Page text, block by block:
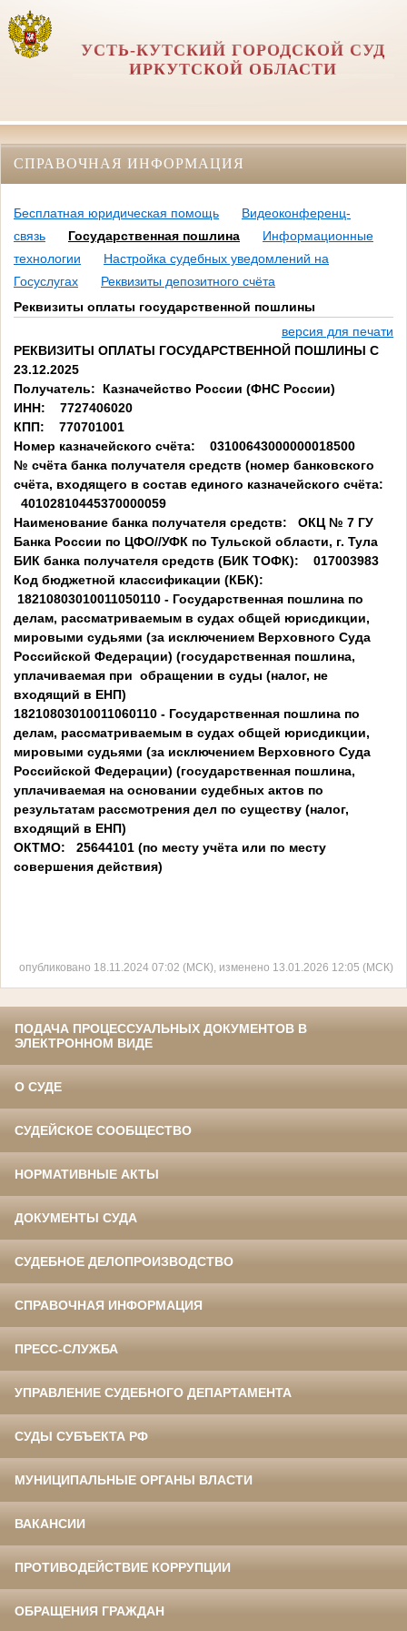
УСТЬ-КУТСКИЙ ГОРОДСКОЙ СУД
ИРКУТСКОЙ ОБЛАСТИ
СПРАВОЧНАЯ ИНФОРМАЦИЯ
Бесплатная юридическая помощь
Видеоконференц-
связь
Государственная пошлина
Информационные
технологии
Настройка судебных уведомлений на
Госуслугах
Реквизиты депозитного счёта
Реквизиты оплаты государственной пошлины
версия для печати
РЕКВИЗИТЫ ОПЛАТЫ ГОСУДАРСТВЕННОЙ ПОШЛИНЫ С
23.12.2025
Получатель: Казначейство России (ФНС России)
ИНН: 7727406020
КПП: 770701001
Номер казначейского счёта: 03100643000000018500
№ счёта банка получателя средств (номер банковского
счёта, входящего в состав единого казначейского счёта:
40102810445370000059
Наименование банка получателя средств: ОКЦ № 7 ГУ
Банка России по ЦФО//УФК по Тульской области, г. Тула
БИК банка получателя средств (БИК ТОФК): 017003983
Код бюджетной классификации (КБК):
18210803010011050110 - Государственная пошлина по
делам, рассматриваемым в судах общей юрисдикции,
мировыми судьями (за исключением Верховного Суда
Российской Федерации) (государственная пошлина,
уплачиваемая при обращении в суды (налог, не
входящий в ЕНП)
18210803010011060110 - Государственная пошлина по
делам, рассматриваемым в судах общей юрисдикции,
мировыми судьями (за исключением Верховного Суда
Российской Федерации) (государственная пошлина,
уплачиваемая на основании судебных актов по
результатам рассмотрения дел по существу (налог,
входящий в ЕНП)
ОКТМО: 25644101 (по месту учёта или по месту
совершения действия)
опубликовано 18.11.2024 07:02 (МСК), изменено 13.01.2026 12:05 (МСК)
ПОДАЧА ПРОЦЕССУАЛЬНЫХ ДОКУМЕНТОВ В
ЭЛЕКТРОННОМ ВИДЕ
О СУДЕ
СУДЕЙСКОЕ СООБЩЕСТВО
НОРМАТИВНЫЕ АКТЫ
ДОКУМЕНТЫ СУДА
СУДЕБНОЕ ДЕЛОПРОИЗВОДСТВО
СПРАВОЧНАЯ ИНФОРМАЦИЯ
ПРЕСС-СЛУЖБА
УПРАВЛЕНИЕ СУДЕБНОГО ДЕПАРТАМЕНТА
СУДЫ СУБЪЕКТА РФ
МУНИЦИПАЛЬНЫЕ ОРГАНЫ ВЛАСТИ
ВАКАНСИИ
ПРОТИВОДЕЙСТВИЕ КОРРУПЦИИ
ОБРАЩЕНИЯ ГРАЖДАН